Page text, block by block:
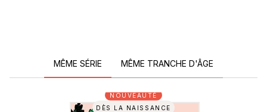
MÊME SÉRIE MÊME TRANCHE D'ÂGE
NOUVEAUTÉ
DÈS LA NAISSANCE